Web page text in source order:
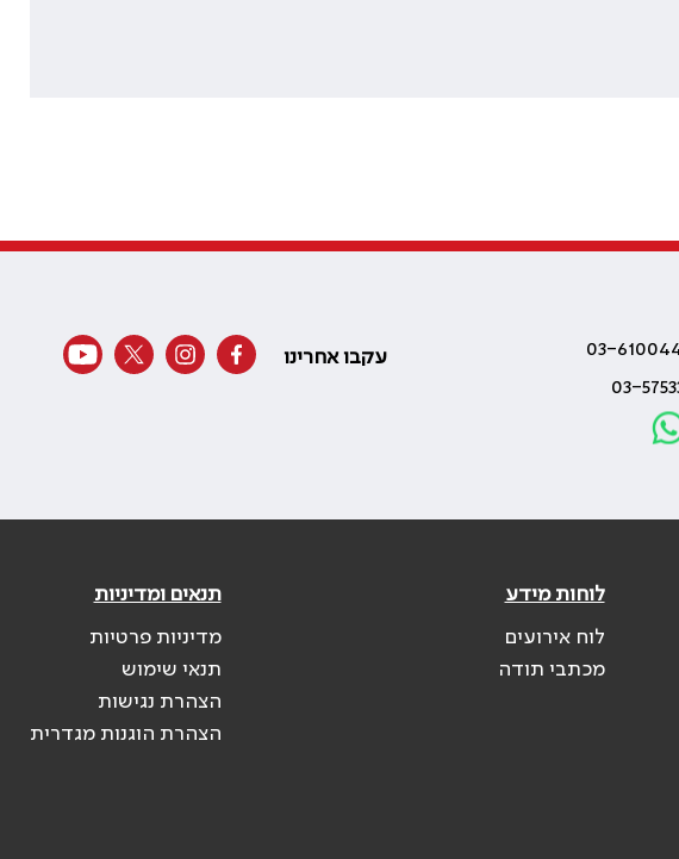
עקבו אחרינו
לוחות מידע
לוח אירועים
מכתבי תודה
תנאים ומדיניות
מדיניות פרטיות
תנאי שימוש
הצהרת נגישות
הצהרת הוגנות מגדרית